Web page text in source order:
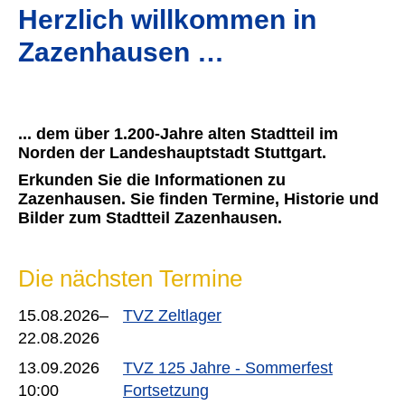
Herzlich willkommen in
Zazenhausen …
... dem über 1.200-Jahre alten Stadtteil im
Norden der Landeshauptstadt Stuttgart.
Erkunden Sie die Informationen zu
Zazenhausen. Sie finden Termine, Historie und
Bilder zum Stadtteil Zazenhausen.
Die nächsten Termine
15.08.2026–
22.08.2026
TVZ Zeltlager
13.09.2026
10:00
TVZ 125 Jahre - Sommerfest
Fortsetzung